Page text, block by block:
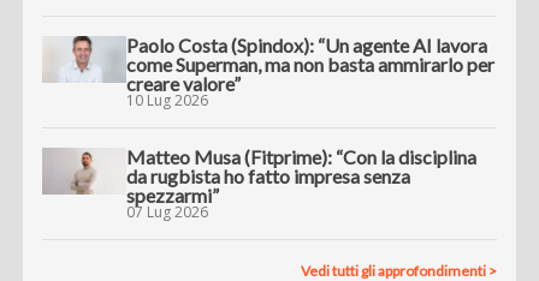
Paolo Costa (Spindox): “Un agente AI lavora
come Superman, ma non basta ammirarlo per
creare valore”
10 Lug 2026
Matteo Musa (Fitprime): “Con la disciplina
da rugbista ho fatto impresa senza
spezzarmi”
07 Lug 2026
Vedi tutti gli approfondimenti >